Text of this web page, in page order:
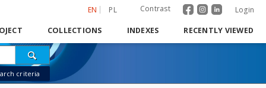
EN PL Contrast Login
COLLECTIONS INDEXES RECENTLY VIEWED
criteria